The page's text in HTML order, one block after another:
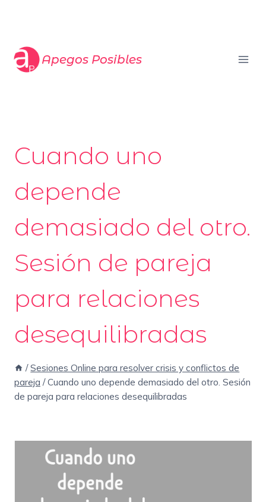
Apegos Posibles
Cuando uno
depende
demasiado del otro.
Sesión de pareja
para relaciones
desequilibradas
/ Sesiones Online para resolver crisis y conflictos de
pareja / Cuando uno depende demasiado del otro. Sesión
de pareja para relaciones desequilibradas